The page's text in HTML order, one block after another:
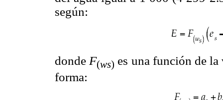
según:
donde F(ws) es una función de
forma: